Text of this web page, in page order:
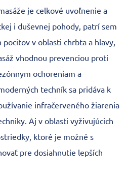
je celkové uvoľnenie a
i duševnej pohody, patrí sem
v oblasti chrbta a hlavy,
vhodnou prevenciou proti
ochoreniam a
techník sa pridáva k
infračerveného žiarenia
Aj v oblasti vyživujúcich
ktoré je možné s
pre dosiahnutie lepších